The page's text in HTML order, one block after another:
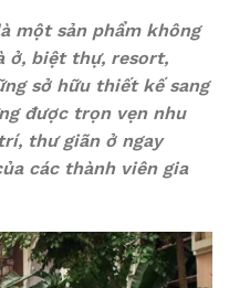
một sản phẩm không
ở, biệt thự, resort,
sở hữu thiết kế sang
được trọn vẹn nhu
thư giãn ở ngay
các thành viên gia